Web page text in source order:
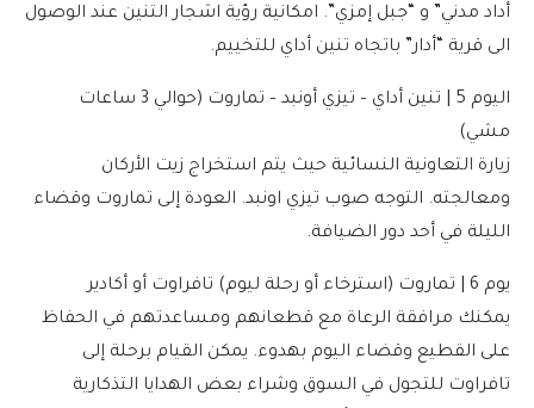
أداد مدني” و “جبل إمزي”. امكانية رؤية اشجار التنين عند الوصول
الى قرية “أدار” باتجاه تنين أداي للتخييم.
اليوم 5 | تنين أداي – تيزي أونبد – تماروت (حوالي 3 ساعات
مشي)
زيارة التعاونية النسائية حيث يتم استخراج زيت الأركان
ومعالجته. التوجه صوب تيزي اونبد. العودة إلى تماروت وقضاء
الليلة في أحد دور الضيافة.
يوم 6 | تماروت (استرخاء أو رحلة ليوم) تافراوت أو أكادير
يمكنك مرافقة الرعاة مع قطعانهم ومساعدتهم في الحفاظ
على القطيع وقضاء اليوم بهدوء. يمكن القيام برحلة إلى
تافراوت للتجول في السوق وشراء بعض الهدايا التذكارية